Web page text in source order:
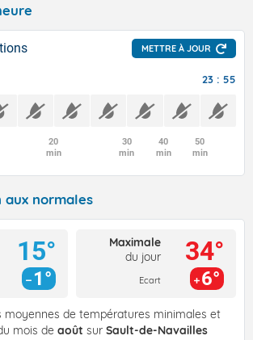
METTRE À JOUR
23 : 55
20
min
30
min
40
min
50
min
aux normales
15°
1°
Maximale
du jour
Ecart
34°
6°
moyennes de températures minimales et
mois de août sur Sault-de-Navailles